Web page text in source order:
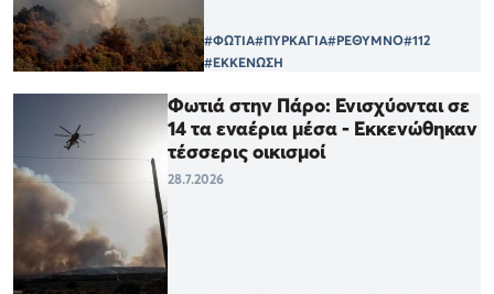
#ΦΩΤΙΑ#ΠΥΡΚΑΓΙΑ#ΡΕΘΥΜΝΟ#112
#ΕΚΚΕΝΩΣΗ
Φωτιά στην Πάρο: Ενισχύονται σε
14 τα εναέρια μέσα - Εκκενώθηκαν
τέσσερις οικισμοί
28.7.2026